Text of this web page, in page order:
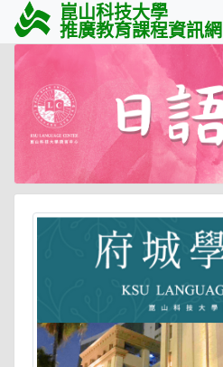
崑山科技大學
推廣教育課程資訊網